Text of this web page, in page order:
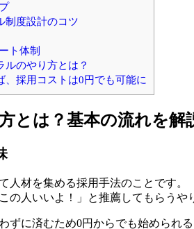
制度設計のコツ
ト体制
ルのやり方とは？
、採用コストは0円でも可能に
とは？基本の流れを解
人材を集める採用手法のことです。
の人いいよ！」と推薦してもらうや
ずに済むため0円からでも始められる